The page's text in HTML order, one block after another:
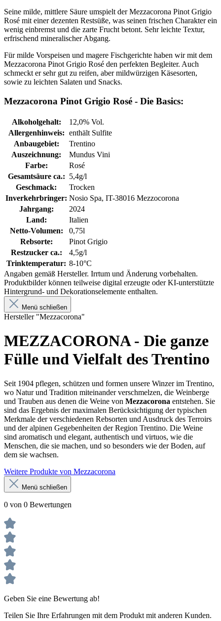
Seine milde, mittlere Säure umspielt der Mezzacorona Pinot Grigio
Rosé mit einer dezenten Restsüße, was seinen frischen Charakter ein
wenig einbremst und die zarte Frucht betont. Sehr leichte Textur,
erfrischend mineralischer Abgang.
Für milde Vorspeisen und magere Fischgerichte haben wir mit dem
Mezzacorona Pinot Grigio Rosé den perfekten Begleiter. Auch
schmeckt er sehr gut zu reifen, aber mildwürzigen Käsesorten,
sowie zu leichten Salaten und Snacks.
Mezzacorona Pinot Grigio Rosé - Die Basics:
Alkoholgehalt:
12,0% Vol.
Allergenhinweis: enthält Sulfite
Anbaugebiet:
Trentino
Auszeichnung:
Mundus Vini
Farbe:
Rosé
Gesamtsäure ca.: 5,4g/l
Geschmack:
Trocken
Inverkehrbringer: Nosio Spa, IT-38016 Mezzocorona
Jahrgang:
2024
Land:
Italien
Netto-Volumen:
0,75l
Rebsorte:
Pinot Grigio
Restzucker ca.:
4,5g/l
Trinktemperatur: 8-10°C
Angaben gemäß Hersteller. Irrtum und Änderung vorbehalten.
Produktbilder können teilweise digital erzeugte oder KI-unterstützte
Hintergrund- und Dekorationselemente enthalten.
Menü schließen
Hersteller "Mezzacorona"
MEZZACORONA - Die ganze
Fülle und Vielfalt des Trentino
Seit 1904 pflegen, schützen und formen unsere Winzer im Trentino,
wo Natur und Tradition miteinander verschmelzen, die Weinberge
und Trauben aus denen die Weine von Mezzacorona entstehen. Sie
sind das Ergebnis der maximalen Berücksichtigung der typischen
Merkmale der verschiedenen Rebsorten und Ausdruck des Terroirs
und der alpinen Gegebenheiten der Region Trentino. Die Weine
sind aromatisch und elegant, authentisch und virtuos, wie die
Menschen, die sie machen, und so besonders wie der Boden, auf
dem sie wachsen.
Weitere Produkte von Mezzacorona
Menü schließen
0 von 0 Bewertungen
Geben Sie eine Bewertung ab!
Teilen Sie Ihre Erfahrungen mit dem Produkt mit anderen Kunden.